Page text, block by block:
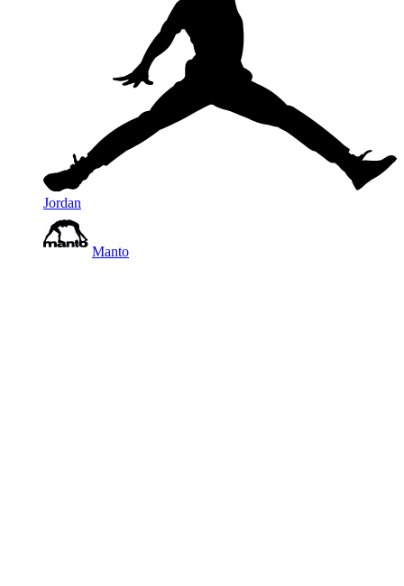
Jordan
Manto